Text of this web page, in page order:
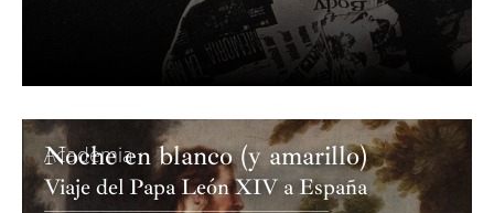
Academia
Noche en blanco (y amarillo)
Viaje del Papa León XIV a España